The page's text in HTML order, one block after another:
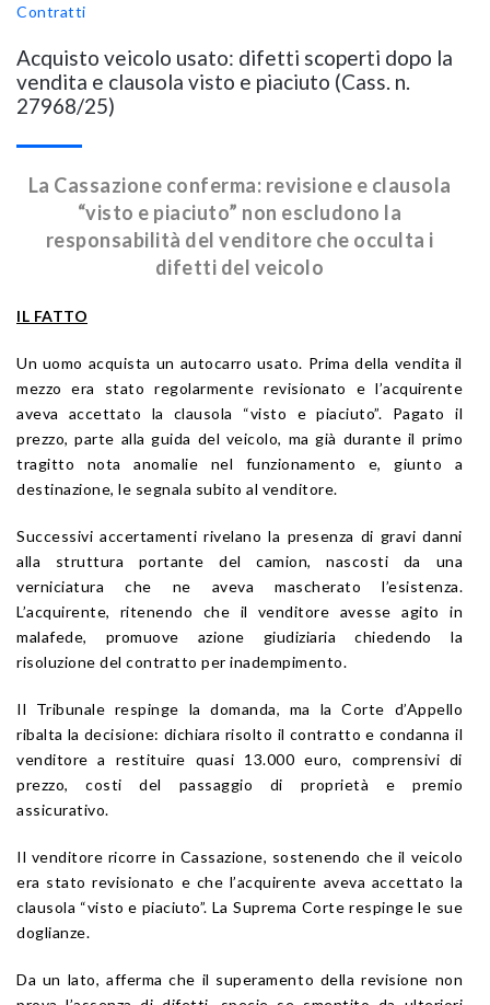
Contratti
Acquisto veicolo usato: difetti scoperti dopo la
vendita e clausola visto e piaciuto (Cass. n.
27968/25)
La Cassazione conferma: revisione e clausola
“visto e piaciuto” non escludono la
responsabilità del venditore che occulta i
difetti del veicolo
IL FATTO
Un uomo acquista un autocarro usato. Prima della vendita il
mezzo era stato regolarmente revisionato e l’acquirente
aveva accettato la clausola “visto e piaciuto”. Pagato il
prezzo, parte alla guida del veicolo, ma già durante il primo
tragitto nota anomalie nel funzionamento e, giunto a
destinazione, le segnala subito al venditore.
Successivi accertamenti rivelano la presenza di gravi danni
alla struttura portante del camion, nascosti da una
verniciatura che ne aveva mascherato l’esistenza.
L’acquirente, ritenendo che il venditore avesse agito in
malafede, promuove azione giudiziaria chiedendo la
risoluzione del contratto per inadempimento.
Il Tribunale respinge la domanda, ma la Corte d’Appello
ribalta la decisione: dichiara risolto il contratto e condanna il
venditore a restituire quasi 13.000 euro, comprensivi di
prezzo, costi del passaggio di proprietà e premio
assicurativo.
Il venditore ricorre in Cassazione, sostenendo che il veicolo
era stato revisionato e che l’acquirente aveva accettato la
clausola “visto e piaciuto”. La Suprema Corte respinge le sue
doglianze.
Da un lato, afferma che il superamento della revisione non